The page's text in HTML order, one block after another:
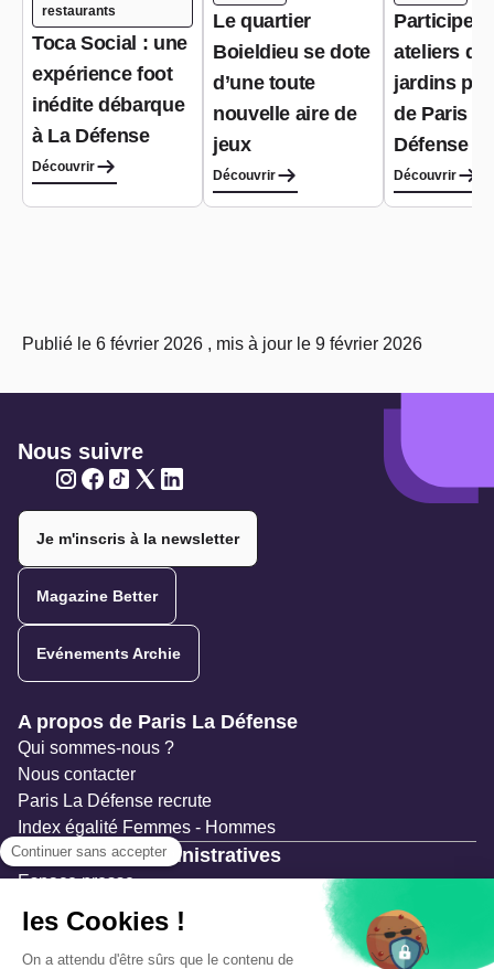
restaurants
Toca Social : une
expérience foot
inédite débarque
à La Défense
Découvrir
Le quartier
Boieldieu se dote
d’une toute
nouvelle aire de
jeux
Découvrir
Participer
ateliers
jardins
de Paris
Défense
Découvrir
Publié le 6 février 2026 , mis à jour le 9 février 2026
Nous suivre
Je m'inscris à la newsletter
Magazine Better
Evénements Archie
Navigation secondaire
A propos de Paris La Défense
Qui sommes-nous ?
Nous contacter
Paris La Défense recrute
Index égalité Femmes - Hommes
Ressources administratives
Espace presse
Documentation
Marchés publics
Appels à projets & avis d'attribution